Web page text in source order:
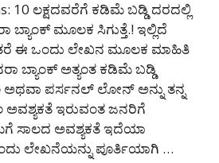
10 ಲಕ್ಷದವರೆಗೆ ಕಡಿಮೆ ಬಡ್ಡಿ ದರದಲ್ಲಿ
ಮೂಲಕ ಸಿಗುತ್ತೆ.! ಇಲ್ಲಿದೆ
ಈ ಒಂದು ಲೇಖನ ಮೂಲಕ ಮಾಹಿತಿ
ಬ್ಯಾಂಕ್ ಅತ್ಯಂತ ಕಡಿಮೆ ಬಡ್ಡಿ
ಅಥವಾ ಪರ್ಸನಲ್ ಲೋನ್ ಅನ್ನು ತನ್ನ
ಅವಶ್ಯಕತೆ ಇರುವಂತ ಜನರಿಗೆ
ಸಾಲದ ಅವಶ್ಯಕತೆ ಇದೆಯಾ
ಲೇಖನೆಯನ್ನು ಪೂರ್ತಿಯಾಗಿ …